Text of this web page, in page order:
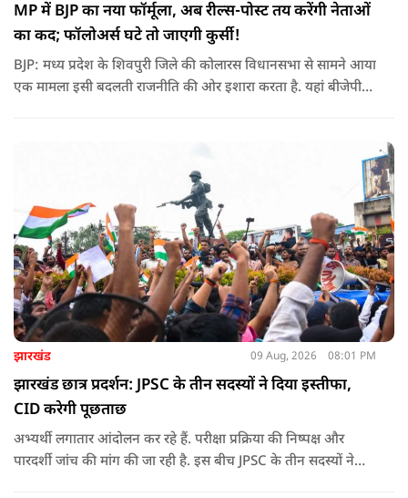
MP में BJP का नया फॉर्मूला, अब रील्स-पोस्ट तय करेंगी नेताओं
का कद; फॉलोअर्स घटे तो जाएगी कुर्सी!
BJP: मध्य प्रदेश के शिवपुरी जिले की कोलारस विधानसभा से सामने आया
एक मामला इसी बदलती राजनीति की ओर इशारा करता है. यहां बीजेपी
झारखंड 09 Aug, 2026 08:01 PM
झारखंड छात्र प्रदर्शन: JPSC के तीन सदस्यों ने दिया इस्तीफा,
CID करेगी पूछताछ
अभ्यर्थी लगातार आंदोलन कर रहे हैं. परीक्षा प्रक्रिया की निष्पक्ष और
पारदर्शी जांच की मांग की जा रही है. इस बीच JPSC के तीन सदस्यों ने